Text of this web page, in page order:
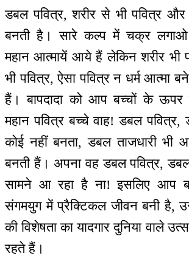
डबल पवित्र, शरीर से भी पवित्र और
बनती है। सारे कल्प में चक्र लगाओ
महान आत्मायें आये हैं लेकिन शरीर भी
भी पवित्र, ऐसा पवित्र न धर्म आत्मा
हैं। बापदादा को आप बच्चों के ऊपर
महान पवित्र बच्चे वाह! डबल पवित्र,
कोई नहीं बनता, डबल ताजधारी भी
बनती हैं। अपना वह डबल पवित्र,
सामने आ रहा है ना! इसलिए आप
संगमयुग में प्रैक्टिकल जीवन बनी है,
की विशेषता का यादगार दुनिया वाले
रहते हैं।